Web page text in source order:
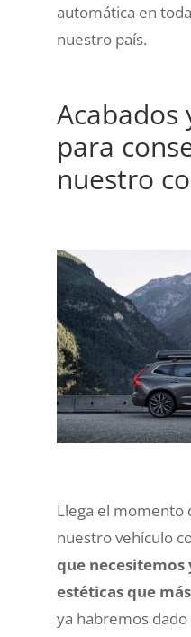
automática en
nuestro país.
Acabados
para
nuestro
Llega el momento
nuestro vehículo
que necesitemos
estéticas que
ya habremos dado